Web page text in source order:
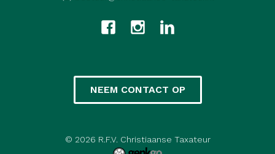
NEEM CONTACT OP
© 2026 R.F.V. Christiaanse Taxateur